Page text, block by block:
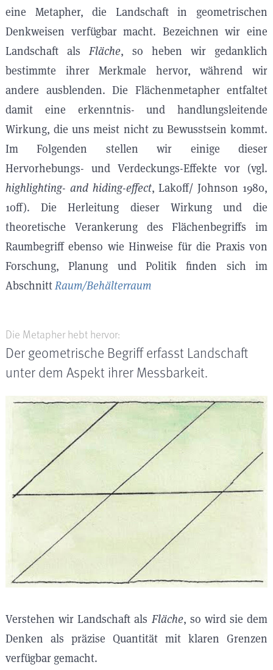
eine Metapher, die Landschaft in geometrischen
Denkweisen verfügbar macht. Bezeichnen wir eine
Landschaft als Fläche, so heben wir gedanklich
bestimmte ihrer Merkmale hervor, während wir
andere ausblenden. Die Flächenmetapher entfaltet
damit eine erkenntnis- und handlungsleitende
Wirkung, die uns meist nicht zu Bewusstsein kommt.
Im Folgenden stellen wir einige dieser
Hervorhebungs- und Verdeckungs-Effekte vor (vgl.
highlighting- and hiding-effect, Lakoff/ Johnson 1980,
10ff). Die Herleitung dieser Wirkung und die
theoretische Verankerung des Flächenbegriffs im
Raumbegriff ebenso wie Hinweise für die Praxis von
Forschung, Planung und Politik finden sich im
AbschnittRaum/Behälterraum
Die Metapher hebt hervor:
Der geometrische Begriff erfasst Landschaft
unter dem Aspekt ihrer Messbarkeit.
Verstehen wir Landschaft als Fläche, so wird sie dem
Denken als präzise Quantität mit klaren Grenzen
verfügbar gemacht.